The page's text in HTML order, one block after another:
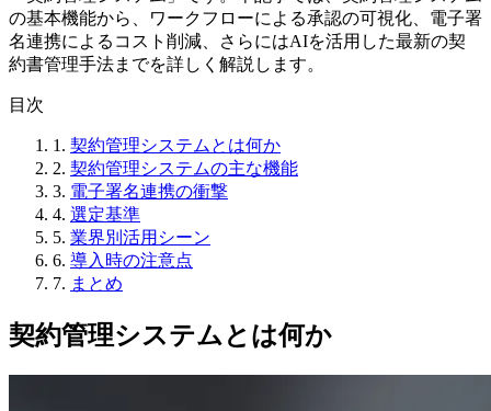
の基本機能から、ワークフローによる承認の可視化、電子署
名連携によるコスト削減、さらにはAIを活用した最新の契
約書管理手法までを詳しく解説します。
目次
1. 契約管理システムとは何か
2. 契約管理システムの主な機能
3. 電子署名連携の衝撃
4. 選定基準
5. 業界別活用シーン
6. 導入時の注意点
7. まとめ
契約管理システムとは何か